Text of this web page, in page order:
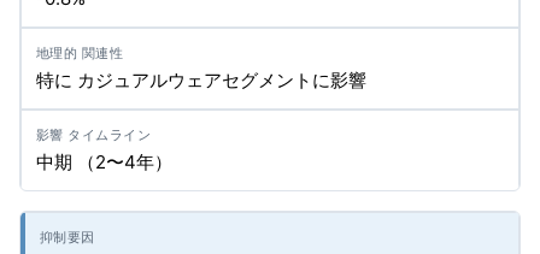
特に カジュアルウェアセグメントに影響
中期 （2〜4年）